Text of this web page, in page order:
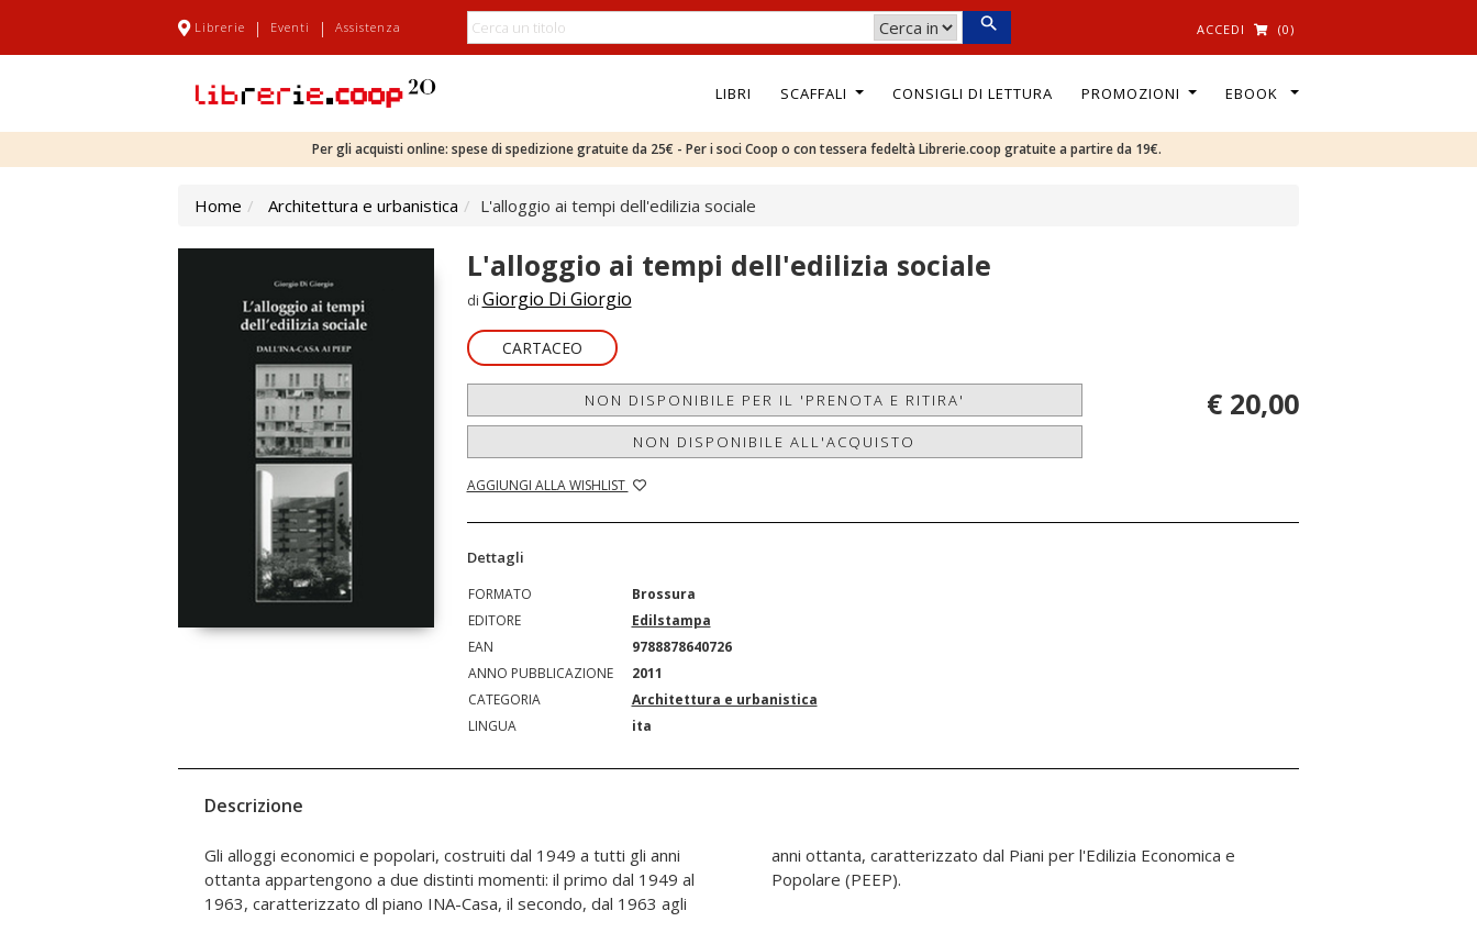
Librerie | Eventi | Assistenza ACCEDI (0)
LIBRI SCAFFALI CONSIGLI DI LETTURA PROMOZIONI EBOOK
Per gli acquisti online: spese di spedizione gratuite da 25€ - Per i soci Coop o con tessera fedeltà Librerie.coop gratuite a partire da 19€.
Home Architettura e urbanistica L'alloggio ai tempi dell'edilizia sociale
L'alloggio ai tempi dell'edilizia sociale
di Giorgio Di Giorgio
CARTACEO
NON DISPONIBILE PER IL 'PRENOTA E RITIRA'
NON DISPONIBILE ALL'ACQUISTO
AGGIUNGI ALLA WISHLIST
€ 20,00
Dettagli
FORMATO
Brossura
EDITORE
Edilstampa
EAN
9788878640726
ANNO PUBBLICAZIONE
2011
CATEGORIA
Architettura e urbanistica
LINGUA
ita
Descrizione
Gli alloggi economici e popolari, costruiti dal 1949 a tutti gli anni
ottanta appartengono a due distinti momenti: il primo dal 1949 al
1963, caratterizzato dl piano INA-Casa, il secondo, dal 1963 agli
anni ottanta, caratterizzato dal Piani per l'Edilizia Economica e
Popolare (PEEP).